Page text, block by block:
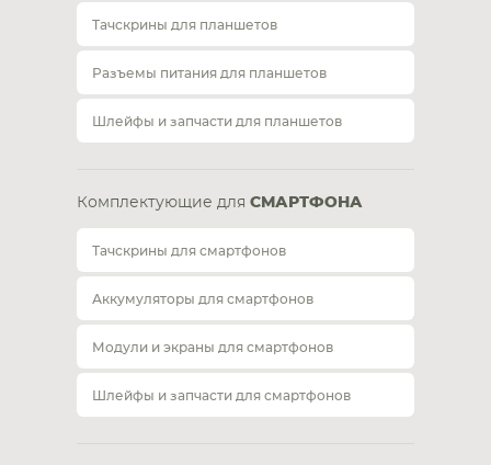
Тачскрины для планшетов
Разъемы питания для планшетов
Шлейфы и запчасти для планшетов
Комплектующие для СМАРТФОНА
Тачскрины для смартфонов
Аккумуляторы для смартфонов
Модули и экраны для смартфонов
Шлейфы и запчасти для смартфонов